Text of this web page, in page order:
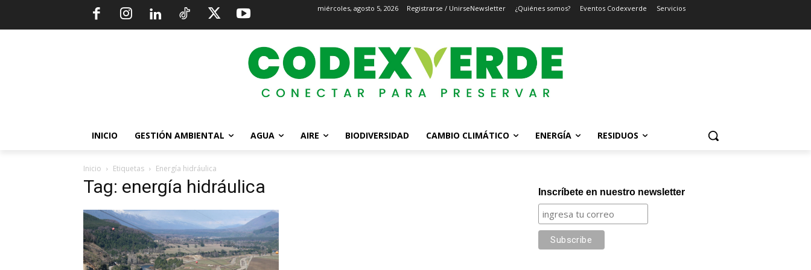
miércoles, agosto 5, 2026 Registrarse / UnirseNewsletter ¿Quiénes somos? Eventos Codexverde Servicios
INICIO GESTIÓN AMBIENTAL AGUA AIRE BIODIVERSIDAD CAMBIO CLIMÁTICO ENERGÍA RESIDUOS
Inicio Etiquetas Energía hidráulica
Tag: energía hidráulica Inscríbete en nuestro newsletter